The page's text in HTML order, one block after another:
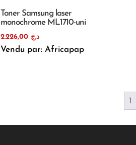
Toner Samsung laser
monochrome ML1710-uni
د.ج 2.226,00
Vendu par: Africapap
1